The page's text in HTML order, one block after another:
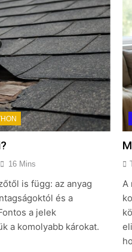
16 Mins
is függ: az anyag
és a
a jelek
a komolyabb károkat.
A